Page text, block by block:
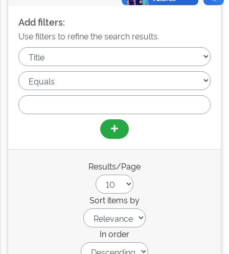
Add filters:
Use filters to refine the search results.
Results/Page
Sort items by
In order